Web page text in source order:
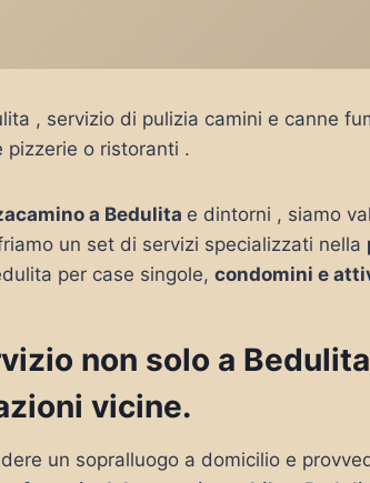
, servizio di pulizia camini e canne
pizzerie o ristoranti .
a Bedulita e dintorni , siamo
un set di servizi specializzati nella
per case singole, condomini e
non solo a
vicine.
un sopralluogo a domicilio e